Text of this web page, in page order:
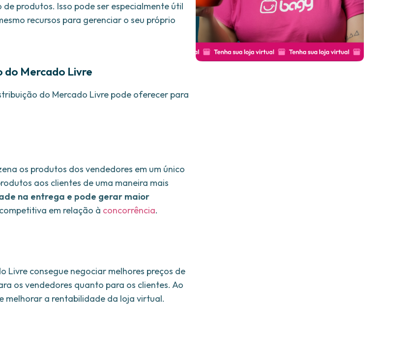
de produtos. Isso pode ser especialmente útil
recursos para gerenciar o seu próprio
do Mercado Livre
do Mercado Livre pode oferecer para
os produtos dos vendedores em um único
aos clientes de uma maneira mais
na entrega e pode gerar maior
em relação à concorrência.
Livre consegue negociar melhores preços de
os vendedores quanto para os clientes. Ao
melhorar a rentabilidade da loja virtual.